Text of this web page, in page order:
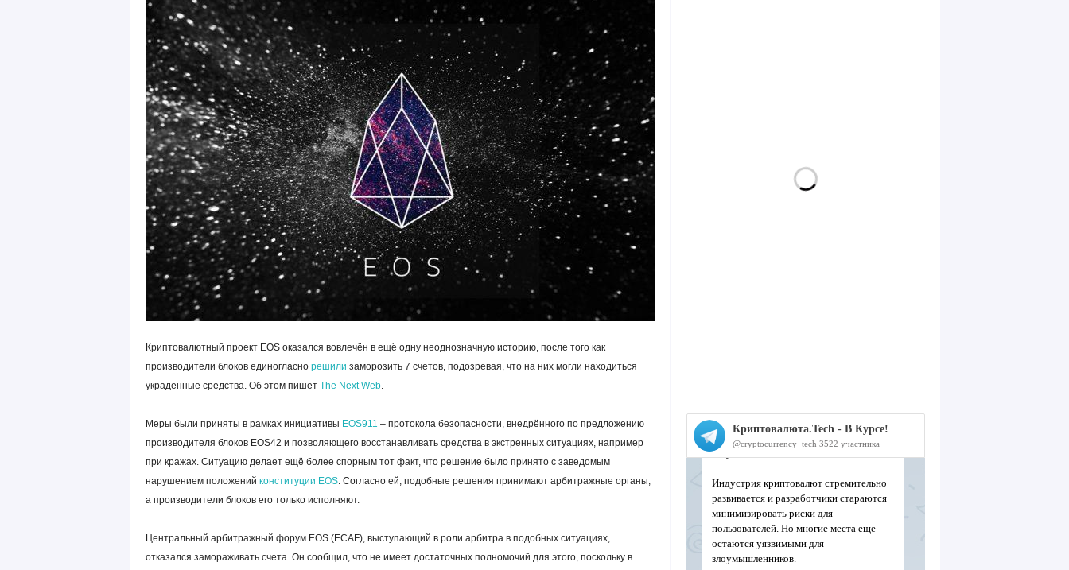
Криптовалютный проект EOS оказался вовлечён в ещё одну неоднозначную историю, после того как
производители блоков единогласно решили заморозить 7 счетов, подозревая, что на них могли находиться
украденные средства. Об этом пишет The Next Web.
Меры были приняты в рамках инициативы EOS911 – протокола безопасности, внедрённого по предложению
производителя блоков EOS42 и позволяющего восстанавливать средства в экстренных ситуациях, например
при кражах. Ситуацию делает ещё более спорным тот факт, что решение было принято с заведомым
нарушением положений конституции EOS. Согласно ей, подобные решения принимают арбитражные органы,
а производители блоков его только исполняют.
Центральный арбитражный форум EOS (ECAF), выступающий в роли арбитра в подобных ситуациях,
отказался замораживать счета. Он сообщил, что не имеет достаточных полномочий для этого, поскольку в